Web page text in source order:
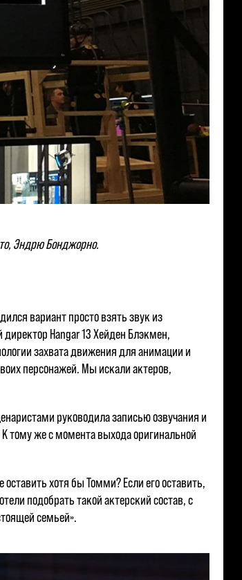
Эндрю Бонджорно.
вариант просто взять звук из
Hangar 13 Хейден Блэкмен,
захвата движения для анимации и
персонажей. Мы искали актеров,
руководила записью озвучания и
тому же с момента выхода оригинальной
хотя бы Томми? Если его оставить,
подобрать такой актерский состав, с
семьей».